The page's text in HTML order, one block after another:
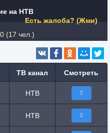
на НТВ
Есть жалоба? (Жми)
(17 чел.)
ТВ канал Смотреть
НТВ
НТВ